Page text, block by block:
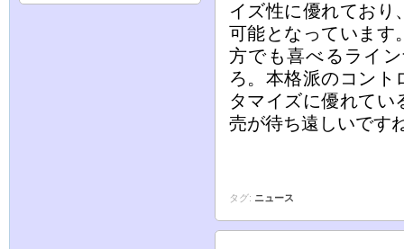
イズ性に優れており
可能となっています
方でも喜べるライ
ろ。本格派のコント
タマイズに優れてい
売が待ち遠しいです
タグ: ニュース